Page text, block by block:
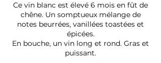
Ce vin blanc est élevé 6 mois en fût de
chêne. Un somptueux mélange de
notes beurrées, vanillées toastées et
épicées.
En bouche, un vin long et rond. Gras et
puissant.